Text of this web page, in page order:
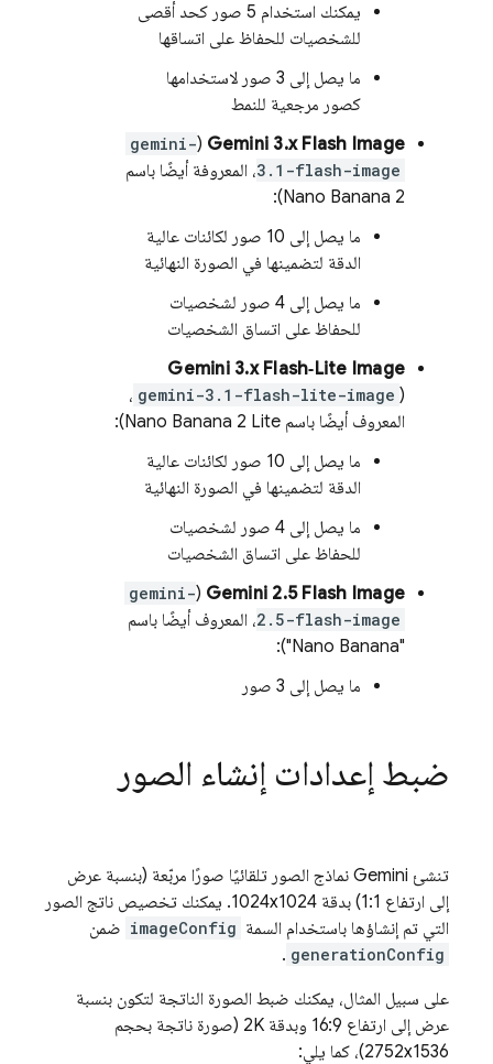
يمكنك استخدام 5 صور كحد أقصى
للشخصيات للحفاظ على اتساقها
ما يصل إلى 3 صور لاستخدامها
كصور مرجعية للنمط
Gemini 3.x Flash Image
(
gemini-
3.1-flash-image، المعروفة أيضًا باسم
Nano Banana 2):
ما يصل إلى 10 صور لكائنات عالية
الدقة لتضمينها في الصورة النهائية
ما يصل إلى 4 صور لشخصيات
للحفاظ على اتساق الشخصيات
Gemini 3.x Flash‑Lite Image
(
gemini-3.1-flash-lite-image ،
المعروف أيضًا باسم Nano Banana 2 Lite):
ما يصل إلى 10 صور لكائنات عالية
الدقة لتضمينها في الصورة النهائية
ما يصل إلى 4 صور لشخصيات
للحفاظ على اتساق الشخصيات
Gemini 2.5 Flash Image
(
gemini-
2.5-flash-image، المعروف أيضًا باسم
"Nano Banana"):
ما يصل إلى 3 صور
ضبط إعدادات إنشاء الصور
تنشئ Gemini نماذج الصور تلقائيًا صورًا مربّعة (بنسبة عرض
إلى ارتفاع 1:1) بدقة 1024x1024. يمكنك تخصيص ناتج الصور
التي تم إنشاؤها باستخدام السمة imageConfig ضمن
generationConfig
.
على سبيل المثال، يمكنك ضبط الصورة الناتجة لتكون بنسبة
عرض إلى ارتفاع 16:9 وبدقة 2K (صورة ناتجة بحجم
2752x1536)، كما يلي: